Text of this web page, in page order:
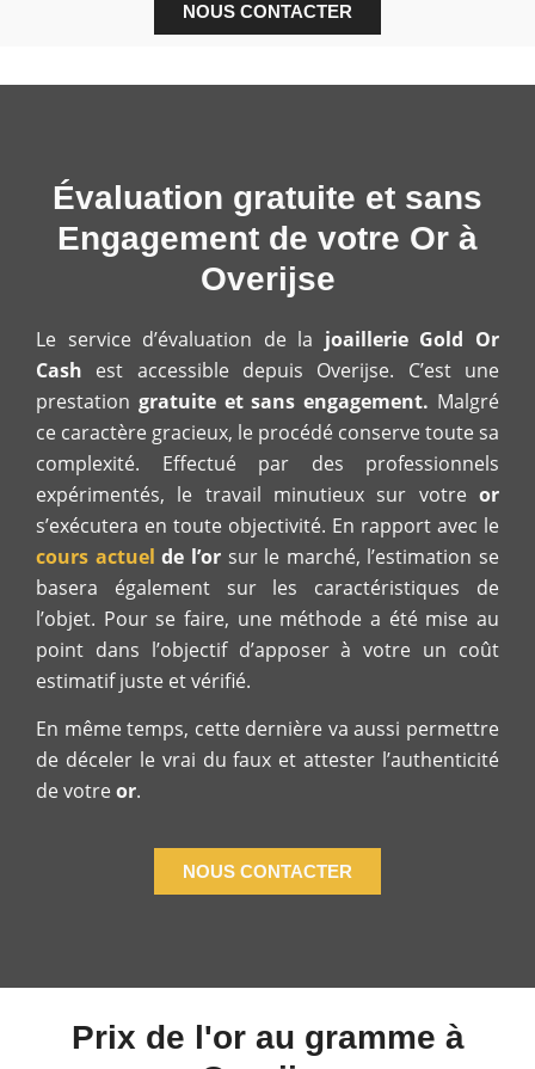
NOUS CONTACTER
Évaluation gratuite et sans
Engagement de votre Or à
Overijse
Le service d’évaluation de la joaillerie Gold Or
Cash est accessible depuis Overijse. C’est une
prestation gratuite et sans engagement. Malgré
ce caractère gracieux, le procédé conserve toute sa
complexité. Effectué par des professionnels
expérimentés, le travail minutieux sur votre or
s’exécutera en toute objectivité. En rapport avec le
cours actuel de l’orsur le marché, l’estimation se
basera également sur les caractéristiques de
l’objet. Pour se faire, une méthode a été mise au
point dans l’objectif d’apposer à votre un coût
estimatif juste et vérifié.
En même temps, cette dernière va aussi permettre
de déceler le vrai du faux et attester l’authenticité
de votreor.
NOUS CONTACTER
Prix de l'or au gramme à